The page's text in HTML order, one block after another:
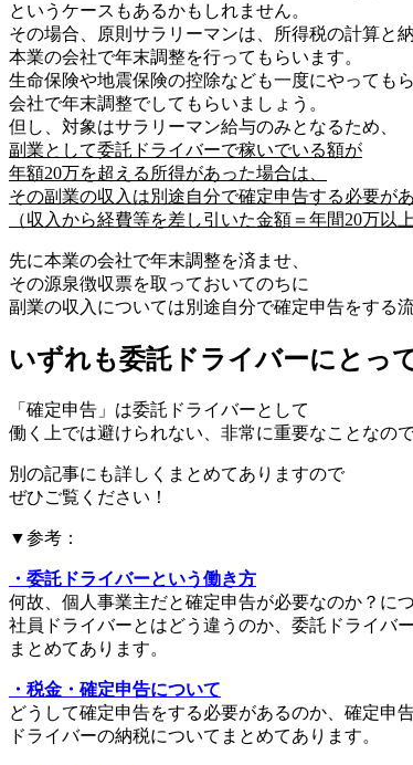
というケースもあるかもしれません。
その場合、原則サラリーマンは、所得税の計算と
本業の会社で年末調整を行ってもらいます。
生命保険や地震保険の控除なども一度にやっても
会社で年末調整でしてもらいましょう。
但し、対象はサラリーマン給与のみとなるため、
副業として委託ドライバーで稼いでいる額が
年額20万を超える所得があった場合は、
その副業の収入は別途自分で確定申告する必要があ
（収入から経費等を差し引いた金額＝年間20万以
先に本業の会社で年末調整を済ませ、
その源泉徴収票を取っておいてのちに
副業の収入については別途自分で確定申告をする
いずれも委託ドライバーにとっ
「確定申告」は委託ドライバーとして
働く上では避けられない、非常に重要なことなので
別の記事にも詳しくまとめてありますので
ぜひご覧ください！
▼参考：
・委託ドライバーという働き方
何故、個人事業主だと確定申告が必要なのか？に
社員ドライバーとはどう違うのか、委託ドライバ
まとめてあります。
・税金・確定申告について
どうして確定申告をする必要があるのか、確定申
ドライバーの納税についてまとめてあります。